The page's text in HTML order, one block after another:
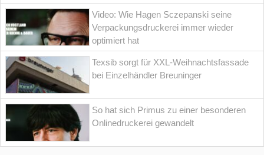
Video: Wie Hagen Sczepanski seine
Verpackungsdruckerei immer wieder
optimiert hat
Texsib sorgt für XXL-Weihnachtsfassade
bei Einzelhändler Breuninger
So hat sich Primus zu einer besonderen
Onlinedruckerei gewandelt